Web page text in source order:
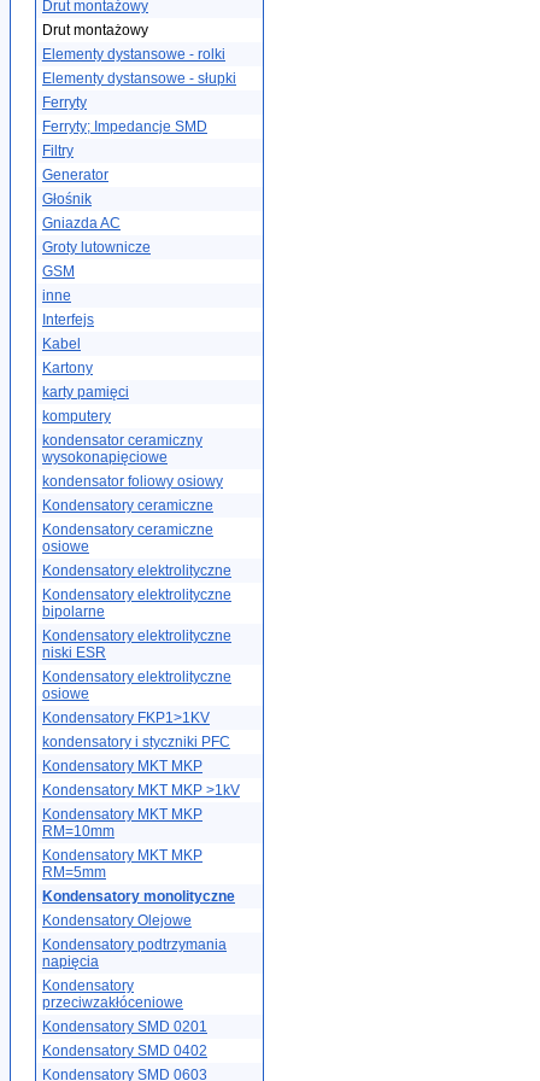
Drut montażowy
Drut montażowy
Elementy dystansowe - rolki
Elementy dystansowe - słupki
Ferryty
Ferryty; Impedancje SMD
Filtry
Generator
Głośnik
Gniazda AC
Groty lutownicze
GSM
inne
Interfejs
Kabel
Kartony
karty pamięci
komputery
kondensator ceramiczny
wysokonapięciowe
kondensator foliowy osiowy
Kondensatory ceramiczne
Kondensatory ceramiczne
osiowe
Kondensatory elektrolityczne
Kondensatory elektrolityczne
bipolarne
Kondensatory elektrolityczne
niski ESR
Kondensatory elektrolityczne
osiowe
Kondensatory FKP1>1KV
kondensatory i styczniki PFC
Kondensatory MKT MKP
Kondensatory MKT MKP >1kV
Kondensatory MKT MKP
RM=10mm
Kondensatory MKT MKP
RM=5mm
Kondensatory monolityczne
Kondensatory Olejowe
Kondensatory podtrzymania
napięcia
Kondensatory
przeciwzakłóceniowe
Kondensatory SMD 0201
Kondensatory SMD 0402
Kondensatory SMD 0603